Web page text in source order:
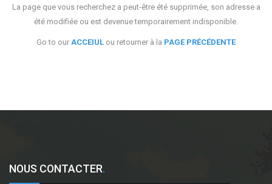
La page que vous recherchez a peut-être été supprimée, son adresse a
été modifiée ou est devenue temporairement indisponible.
Go to our ACCEIUL ou retourner à la PAGE PRÉCÉDENTE
NOUS CONTACTER.